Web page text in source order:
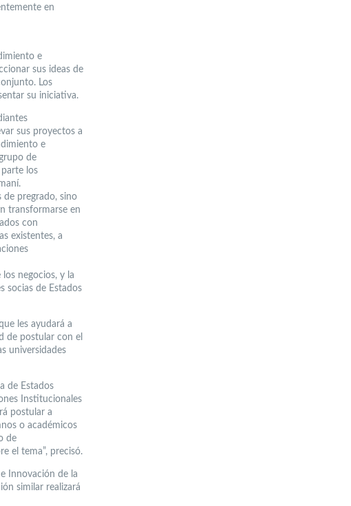
en
e
sus ideas de
Los
su iniciativa.
sus proyectos a
e
de
los
de pregrado, sino
transformarse en
con
existentes, a
negocios, y la
socias de Estados
les ayudará a
de postular con el
universidades
de Estados
Institucionales
postular a
o académicos
de
el tema”, precisó.
Innovación de la
similar realizará